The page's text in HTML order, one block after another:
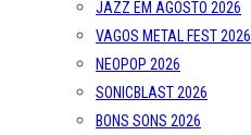
JAZZ EM AGOSTO 2026
VAGOS METAL FEST 2026
NEOPOP 2026
SONICBLAST 2026
BONS SONS 2026